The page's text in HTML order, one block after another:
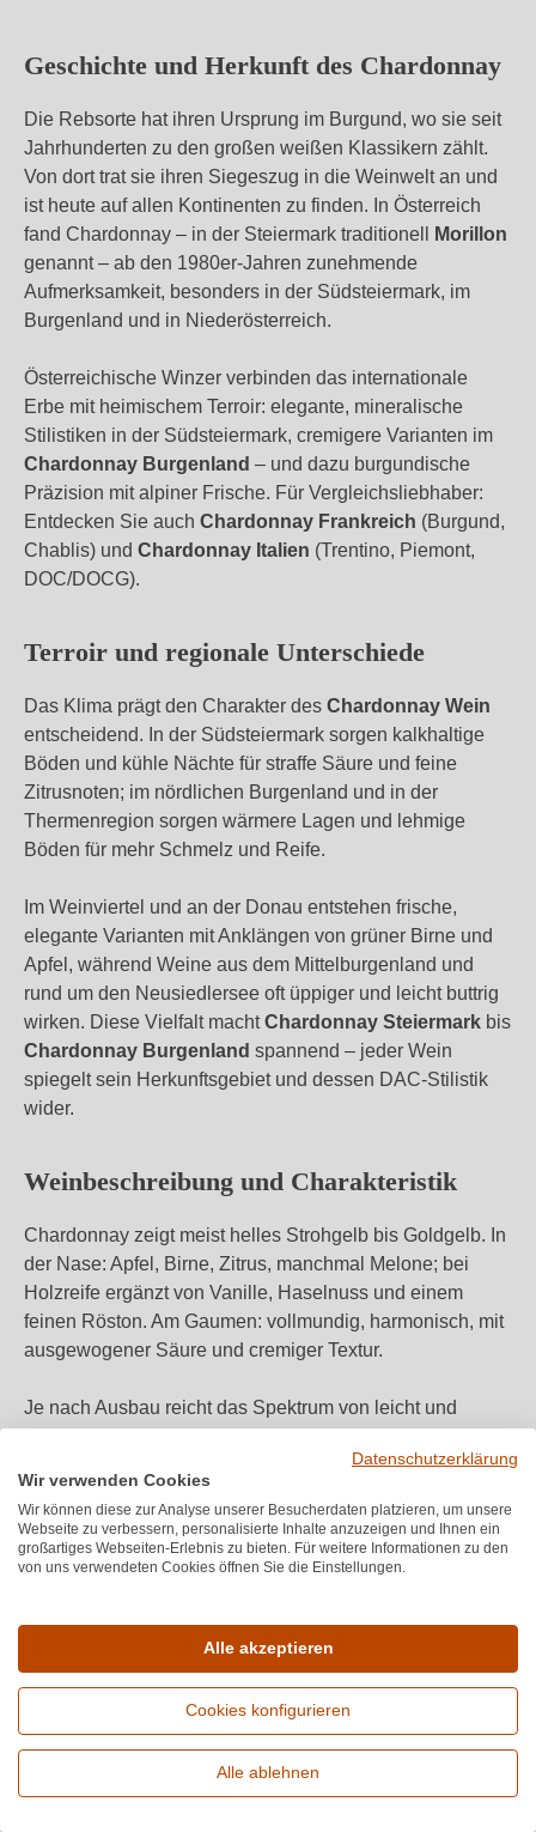
Geschichte und Herkunft des Chardonnay
Die Rebsorte hat ihren Ursprung im Burgund, wo sie seit
Jahrhunderten zu den großen weißen Klassikern zählt.
Von dort trat sie ihren Siegeszug in die Weinwelt an und
ist heute auf allen Kontinenten zu finden. In Österreich
fand Chardonnay – in der Steiermark traditionell
Morillon
genannt – ab den 1980er-Jahren zunehmende
Aufmerksamkeit, besonders in der Südsteiermark, im
Burgenland und in Niederösterreich.
Österreichische Winzer verbinden das internationale
Erbe mit heimischem Terroir: elegante, mineralische
Stilistiken in der Südsteiermark, cremigere Varianten im
Chardonnay Burgenland – und dazu burgundische
Präzision mit alpiner Frische. Für Vergleichsliebhaber:
Entdecken Sie auch Chardonnay Frankreich (Burgund,
Chablis) und Chardonnay Italien (Trentino, Piemont,
DOC/DOCG).
Terroir und regionale Unterschiede
Das Klima prägt den Charakter des Chardonnay Wein
entscheidend. In der Südsteiermark sorgen kalkhaltige
Böden und kühle Nächte für straffe Säure und feine
Zitrusnoten; im nördlichen Burgenland und in der
Thermenregion sorgen wärmere Lagen und lehmige
Böden für mehr Schmelz und Reife.
Im Weinviertel und an der Donau entstehen frische,
elegante Varianten mit Anklängen von grüner Birne und
Apfel, während Weine aus dem Mittelburgenland und
rund um den Neusiedlersee oft üppiger und leicht buttrig
wirken. Diese Vielfalt machtChardonnay Steiermark bis
Chardonnay Burgenland spannend – jeder Wein
spiegelt sein Herkunftsgebiet und dessen DAC-Stilistik
wider.
Weinbeschreibung und Charakteristik
Chardonnay zeigt meist helles Strohgelb bis Goldgelb. In
der Nase: Apfel, Birne, Zitrus, manchmal Melone; bei
Holzreife ergänzt von Vanille, Haselnuss und einem
feinen Röston. Am Gaumen: vollmundig, harmonisch, mit
ausgewogener Säure und cremiger Textur.
Je nach Ausbau reicht das Spektrum von leicht und
betonen Frische und Frucht; Barrique bringt Tiefe und
unkomplizierten Genussoder ein kräftigerer in Holz
ausgebauter Chardonnay am Abend
Speiseempfehlung
Chardonnayist ein Allrounder und passt von Fisch bis
Geflügel, von vegetarisch bis asiatisch. Besonders
gelungen zu:
Gebratenem Zander oder Saibling mit Zitronenbutter
Erweiterte Suche
Datenschutzerklärung
Wir verwenden Cookies
Wir können diese zur Analyse unserer Besucherdaten platzieren, um unsere
Webseite zu verbessern, personalisierte Inhalte anzuzeigen und Ihnen ein
großartiges Webseiten-Erlebnis zu bieten. Für weitere Informationen zu den
von uns verwendeten Cookies öffnen Sie die Einstellungen.
Alle akzeptieren
Cookies konfigurieren
Alle ablehnen